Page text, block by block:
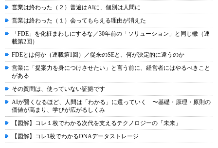
営業は終わった（２）普遍はAIに、個別は人間に
営業は終わった（１）会ってもらえる理由が消えた
「FDE」を化粧まわしにするな／30年前の「ソリューション」と同じ轍（連
載第2回）
FDEとは何か（連載第1回）／従来のSEと、何が決定的に違うのか
営業に「提案力を身につけさせたい」と言う前に、経営者にはやるべきこと
がある
その質問は、使っていない証拠です
AIが賢くなるほど、人間は「わかる」に還っていく 〜基礎・原理・原則の
価値が高まり、学びが広がるしくみ
【図解】コレ１枚でわかる次代を支えるテクノロジーの「未来」
【図解】コレ1枚でわかるDNAデータストレージ